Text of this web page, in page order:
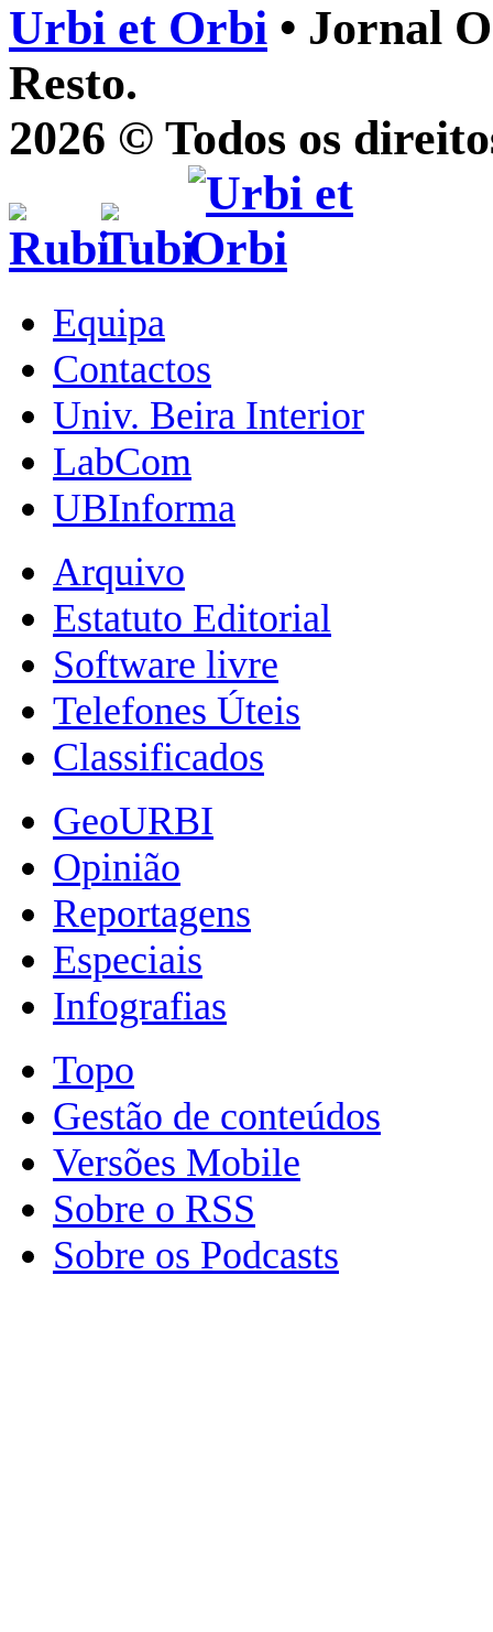
Urbi et Orbi • Jornal
Resto.
2026 © Todos os
Equipa
Contactos
Univ. Beira Interior
LabCom
UBInforma
Arquivo
Estatuto Editorial
Software livre
Telefones Úteis
Classificados
GeoURBI
Opinião
Reportagens
Especiais
Infografias
Topo
Gestão de conteúdos
Versões Mobile
Sobre o RSS
Sobre os Podcasts